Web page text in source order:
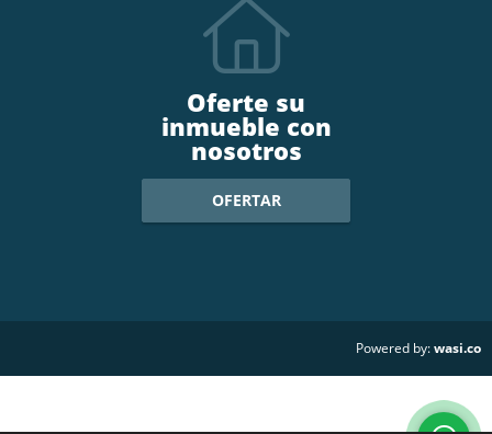
Oferte su
inmueble con
nosotros
OFERTAR
Powered by:wasi.co